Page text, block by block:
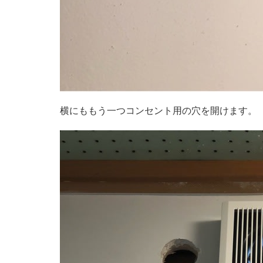
横にももう一つコンセント用の穴を開けます。